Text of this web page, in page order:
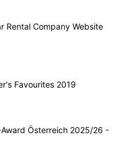
Rental Company Website
Favourites 2019
Award Österreich 2025/26 -